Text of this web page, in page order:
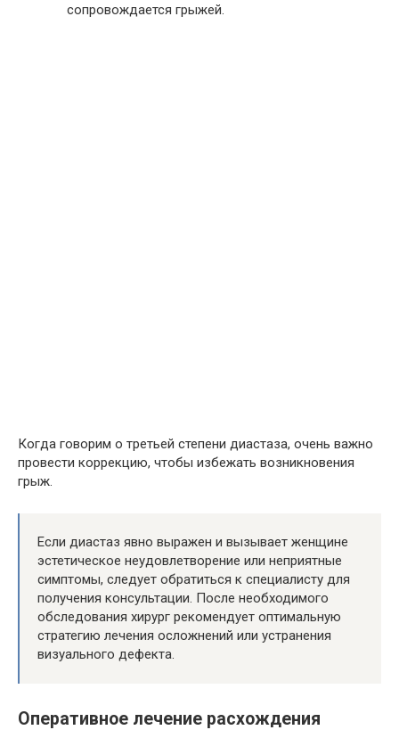
сопровождается грыжей.
Когда говорим о третьей степени диастаза, очень важно
провести коррекцию, чтобы избежать возникновения
грыж.
Если диастаз явно выражен и вызывает женщине
эстетическое неудовлетворение или неприятные
симптомы, следует обратиться к специалисту для
получения консультации. После необходимого
обследования хирург рекомендует оптимальную
стратегию лечения осложнений или устранения
визуального дефекта.
Оперативное лечение расхождения